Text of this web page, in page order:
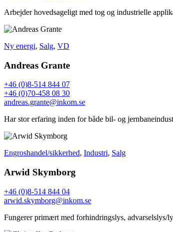
Arbejder hovedsageligt med tog og industrielle
Ny energi, Salg, VD
Andreas Grante
+46 (0)8-514 844 07
+46 (0)70-458 08 30
andreas.grante@inkom.se
Har stor erfaring inden for både bil- og
Engroshandel/sikkerhed, Industri, Salg
Arwid Skymborg
+46 (0)8-514 844 04
arwid.skymborg@inkom.se
Fungerer primært med forhindringslys, advarselslys/